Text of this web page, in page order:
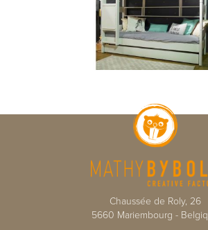
Chaussée de Roly, 26
5660 Mariembourg -